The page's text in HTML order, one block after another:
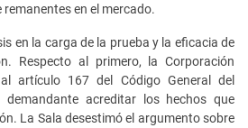
en el mercado.
en la carga de la prueba y la eficacia de
Respecto al primero, la Corporación
artículo 167 del Código General del
demandante acreditar los hechos que
La Sala desestimó el argumento sobre